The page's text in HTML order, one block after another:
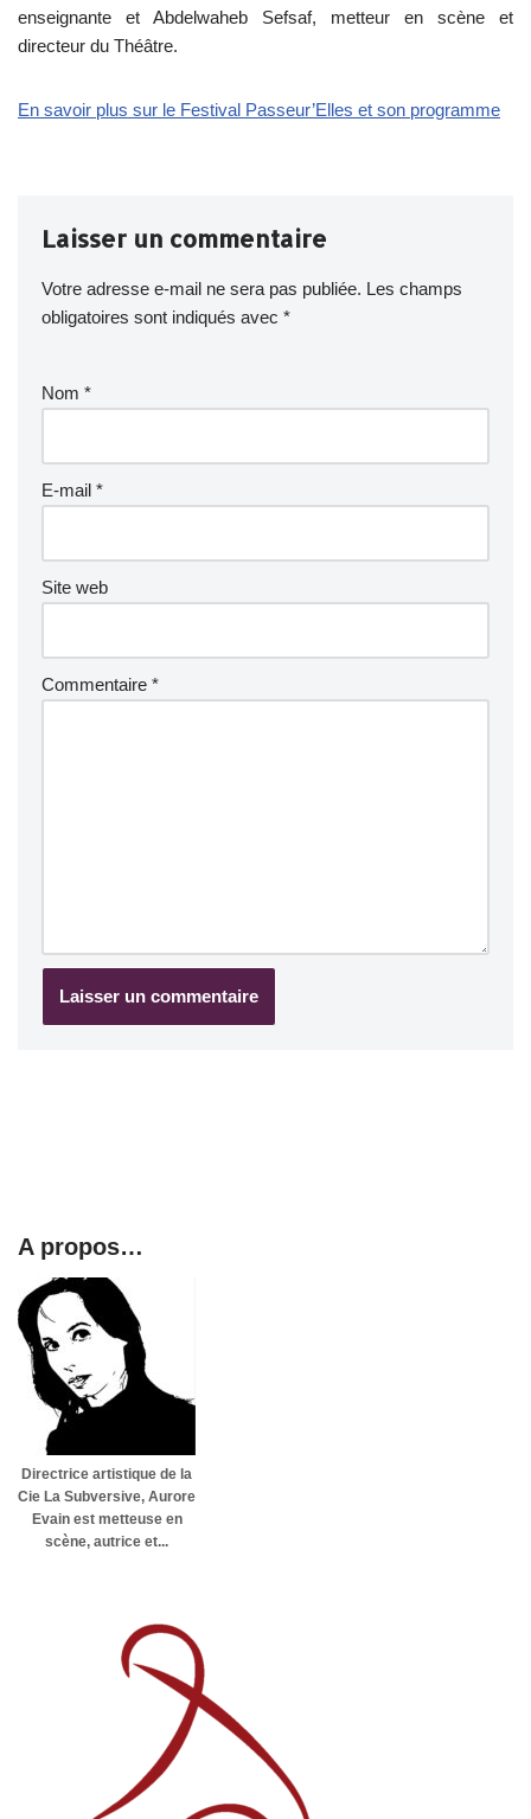
enseignante et Abdelwaheb Sefsaf, metteur en scène et
directeur du Théâtre.
En savoir plus sur le Festival Passeur’Elles et son programme
Laisser un commentaire
Votre adresse e-mail ne sera pas publiée. Les champs
obligatoires sont indiqués avec *
Nom *
E-mail *
Site web
Commentaire *
A propos…
Directrice artistique de la
Cie La Subversive, Aurore
Evain est metteuse en
scène, autrice et...